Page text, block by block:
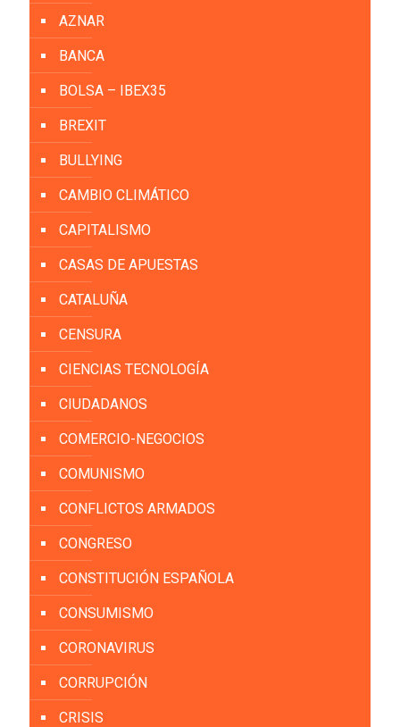
AZNAR
BANCA
BOLSA – IBEX35
BREXIT
BULLYING
CAMBIO CLIMÁTICO
CAPITALISMO
CASAS DE APUESTAS
CATALUÑA
CENSURA
CIENCIAS TECNOLOGÍA
CIUDADANOS
COMERCIO-NEGOCIOS
COMUNISMO
CONFLICTOS ARMADOS
CONGRESO
CONSTITUCIÓN ESPAÑOLA
CONSUMISMO
CORONAVIRUS
CORRUPCIÓN
CRISIS